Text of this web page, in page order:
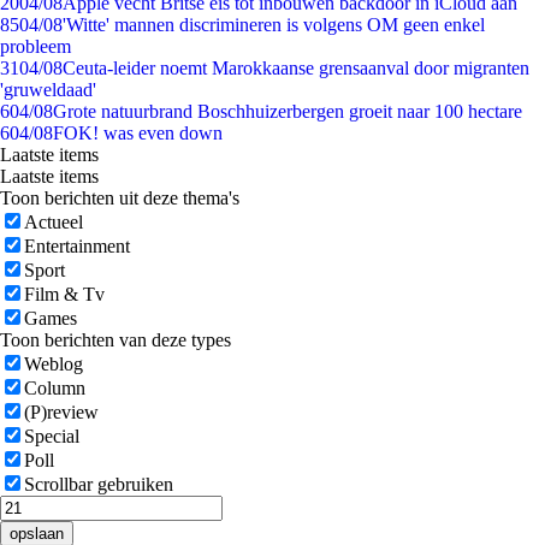
8504/08'Witte' mannen discrimineren is volgens OM geen enkel
probleem
3104/08Ceuta-leider noemt Marokkaanse grensaanval door migranten
'gruweldaad'
604/08Grote natuurbrand Boschhuizerbergen groeit naar 100 hectare
604/08FOK! was even down
Laatste items
Laatste items
Toon berichten uit deze thema's
Actueel
Entertainment
Sport
Film & Tv
Games
Toon berichten van deze types
Weblog
Column
(P)review
Special
Poll
Scrollbar gebruiken
opslaan